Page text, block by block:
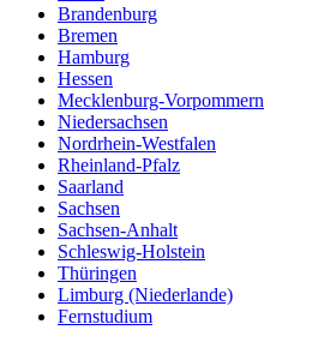
Brandenburg
Bremen
Hamburg
Hessen
Mecklenburg-Vorpommern
Niedersachsen
Nordrhein-Westfalen
Rheinland-Pfalz
Saarland
Sachsen
Sachsen-Anhalt
Schleswig-Holstein
Thüringen
Limburg (Niederlande)
Fernstudium